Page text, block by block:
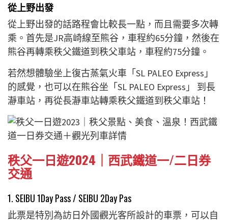
從上野出發
從上野出發的話路程會比較長一點，而且需要多次轉
乘。首先是JR高崎線至熊谷，車程約65分鐘，然後在
熊谷再轉乘秩父鐵道到秩父車站，車程約75分鐘。
若然想體驗坐上復古蒸氣火車「SL PALEO Express」
的感覺，也可以在熊谷坐「SL PALEO Express」 到長
瀞車站，再從長瀞車站轉乘秩父鐵道到秩父車站！
秩父一日遊2024｜西武鐵道一/二日券
交通
1. SEIBU 1Day Pass / SEIBU 2Day Pas
此票是特別為訪日外國觀光客所設計的車票，可以自